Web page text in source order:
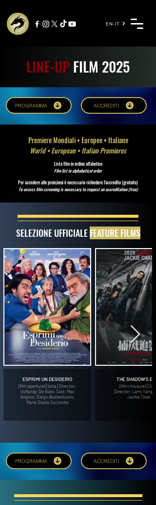
EN-IT
LINE-UPFILM 2025
PROGRAMMA ACCREDITI
Premiere Mondiali • Europee • Italiane
World • European • Italian Premieres
Lista film in ordine alfabetico
Film list in alphabetical order
Per accedere alle proiezioni è necessario richiedere l'accredito (gratuito)
To access film screening is necessary to request an accreditation (free)
SELEZIONE UFFICIALEFEATURE FILMS
ESPRIMI UN DESIDERIO
(film apertura) [Italia] Director:
Volfango De Biasi. Cast: Max
Angioni, Diego Abatantuono,
Maria Grazia Cucinotta
THE SHADOW'S
(film chiusura) [Cina]
Director: Larry Yang.
Jackie Chan
PROGRAMMA ACCREDITI